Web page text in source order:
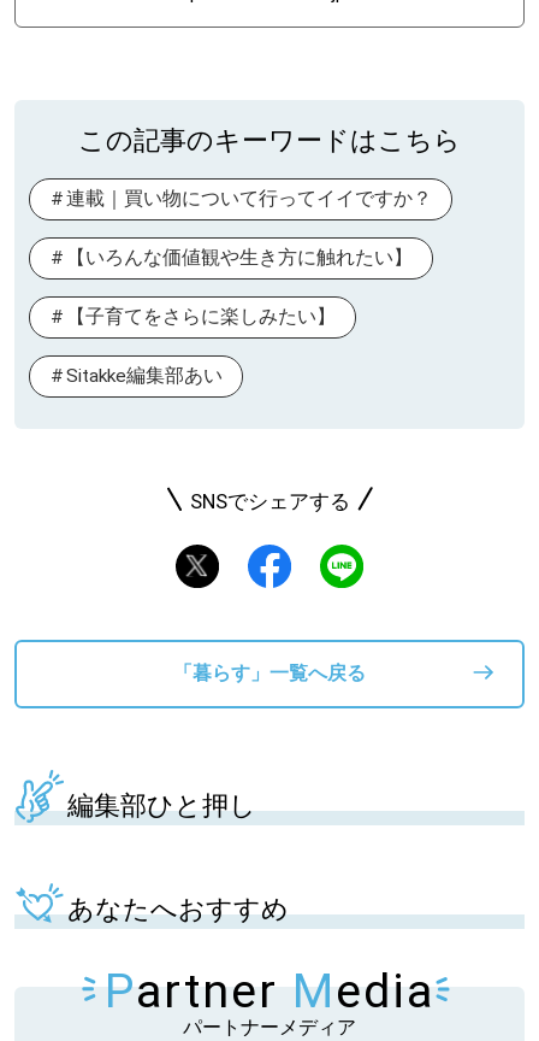
この記事のキーワードはこちら
連載｜買い物について行ってイイですか？
【いろんな価値観や生き方に触れたい】
【子育てをさらに楽しみたい】
Sitakke編集部あい
SNSでシェアする
「暮らす」一覧へ戻る
編集部ひと押し
あなたへおすすめ
Partner Media
パートナーメディア